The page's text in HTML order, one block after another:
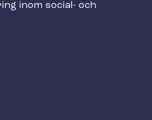
inom social- och